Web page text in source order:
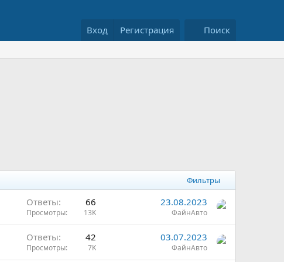
Вход Регистрация Поиск
Фильтры
Ответы 66
Просмотры 13K
23.08.2023
ФайнАвто
Ответы 42
Просмотры 7K
03.07.2023
ФайнАвто